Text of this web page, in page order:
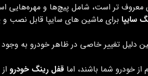
معروف تر است، شامل پیچ‌ها و
سایپا برای ماشین های سایپا قابل نصب
تغییر خاصی در ظاهر خودرو به وجود
خودرو شما باشند، اما قفل رینگ خودرو